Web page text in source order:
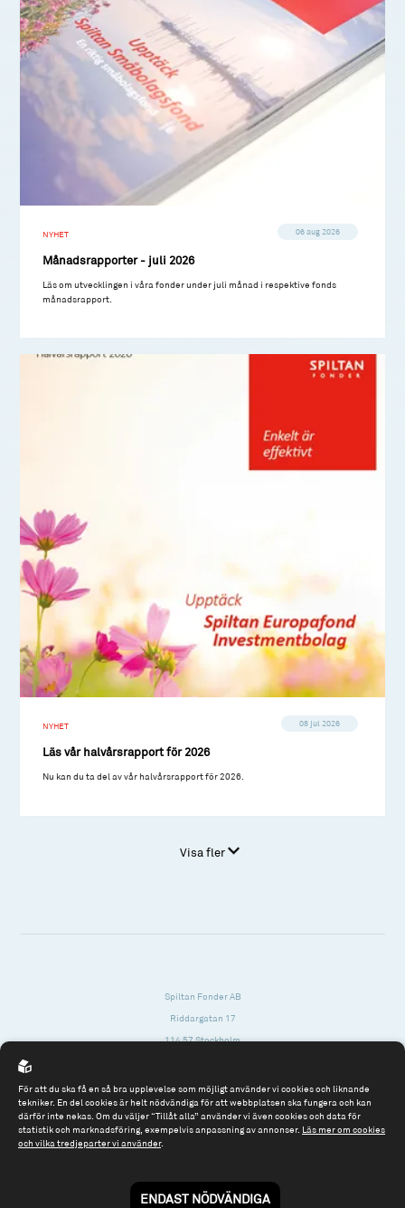
NYHET 06 aug 2026
Månadsrapporter - juli 2026
Läs om utvecklingen i våra fonder under juli månad i respektive fonds
månadsrapport.
NYHET 08 jul 2026
Läs vår halvårsrapport för 2026
Nu kan du ta del av vår halvårsrapport för 2026.
Visa fler
Spiltan Fonder AB
Riddargatan 17
114 57 Stockholm
Tel: 08 - 545 813 40
fonder@spiltanfonder.se
Till spiltan.se
För att du ska få en så bra upplevelse som möjligt använder vi cookies och liknande
tekniker. En del cookies är helt nödvändiga för att webbplatsen ska fungera och kan
därför inte nekas. Om du väljer “Tillåt alla” använder vi även cookies och data för
statistik och marknadsföring, exempelvis anpassning av annonser. Läs mer om cookies
och vilka tredjeparter vi använder.
ENDAST NÖDVÄNDIGA